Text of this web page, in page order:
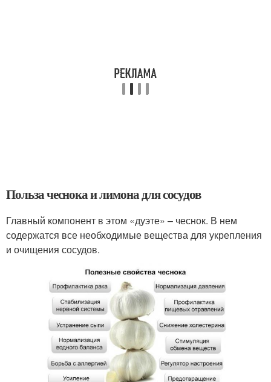
Польза чеснока и лимона для сосудов
Главный компонент в этом «дуэте» – чеснок. В нем
содержатся все необходимые вещества для укрепления
и очищения сосудов.